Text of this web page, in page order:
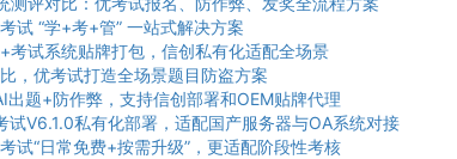
试 “学+考+管” 一站式解决方案
试系统贴牌打包，信创私有化适配全场景
，优考试打造全场景题目防盗方案
出题+防作弊，支持信创部署和OEM贴牌代理
试V6.1.0私有化部署，适配国产服务器与OA系统对接
试“日常免费+按需升级”，更适配阶段性考核